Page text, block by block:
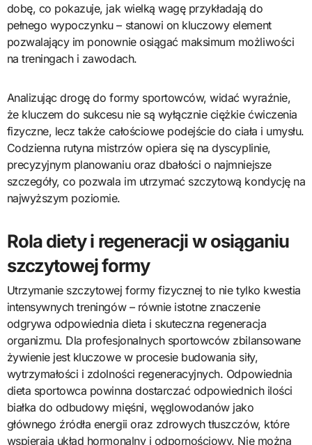
dobę, co pokazuje, jak wielką wagę przykładają do
pełnego wypoczynku – stanowi on kluczowy element
pozwalający im ponownie osiągać maksimum możliwości
na treningach i zawodach.
Analizując drogę do formy sportowców, widać wyraźnie,
że kluczem do sukcesu nie są wyłącznie ciężkie ćwiczenia
fizyczne, lecz także całościowe podejście do ciała i umysłu.
Codzienna rutyna mistrzów opiera się na dyscyplinie,
precyzyjnym planowaniu oraz dbałości o najmniejsze
szczegóły, co pozwala im utrzymać szczytową kondycję na
najwyższym poziomie.
Rola diety i regeneracji w osiąganiu
szczytowej formy
Utrzymanie szczytowej formy fizycznej to nie tylko kwestia
intensywnych treningów – równie istotne znaczenie
odgrywa odpowiednia dieta i skuteczna regeneracja
organizmu. Dla profesjonalnych sportowców zbilansowane
żywienie jest kluczowe w procesie budowania siły,
wytrzymałości i zdolności regeneracyjnych. Odpowiednia
dieta sportowca powinna dostarczać odpowiednich ilości
białka do odbudowy mięśni, węglowodanów jako
głównego źródła energii oraz zdrowych tłuszczów, które
wspierają układ hormonalny i odpornościowy. Nie można